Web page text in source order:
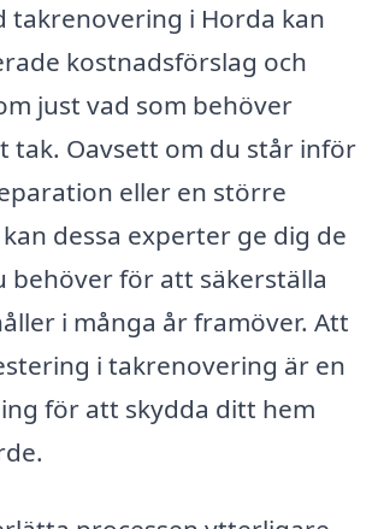
takrenovering i Horda kan
kostnadsförslag och
just vad som behöver
tak. Oavsett om du står inför
eller en större
dessa experter ge dig de
behöver för att säkerställa
i många år framöver. Att
i takrenovering är en
för att skydda ditt hem